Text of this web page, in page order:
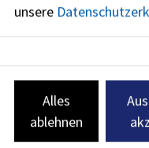
Redaktionell
Stadtkämmerei
unsere
Alles
ablehnen